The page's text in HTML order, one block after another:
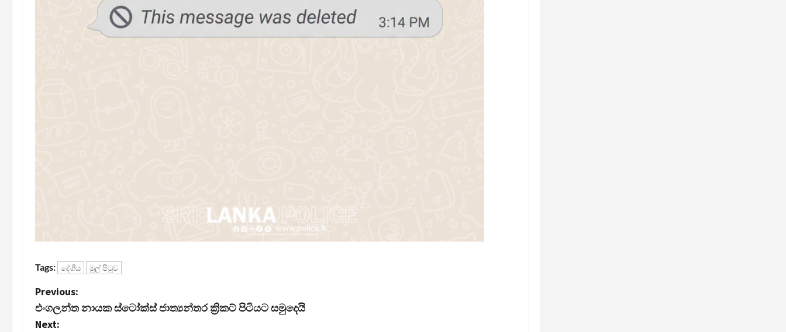
Tags: දේශීය මුල් පිටුව
P
o
Previous:
එංගලන්ත නායක ස්ටෝක්ස් ජාත්‍යන්තර ක්‍රිකට් පිටියට සමුදෙයි
Next: